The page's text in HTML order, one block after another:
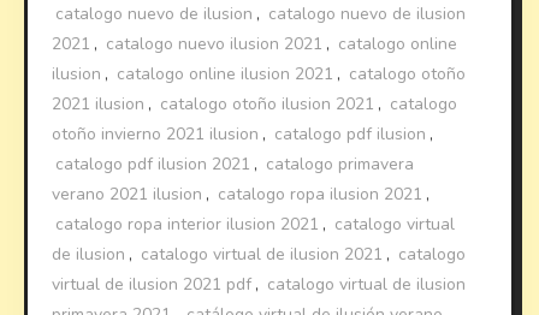
catalogo nuevo de ilusion , catalogo nuevo de ilusion
2021 , catalogo nuevo ilusion 2021 , catalogo online
ilusion , catalogo online ilusion 2021 , catalogo otoño
2021 ilusion , catalogo otoño ilusion 2021 , catalogo
otoño invierno 2021 ilusion , catalogo pdf ilusion ,
catalogo pdf ilusion 2021 , catalogo primavera
verano 2021 ilusion , catalogo ropa ilusion 2021 ,
catalogo ropa interior ilusion 2021 , catalogo virtual
de ilusion , catalogo virtual de ilusion 2021 , catalogo
virtual de ilusion 2021 pdf , catalogo virtual de ilusion